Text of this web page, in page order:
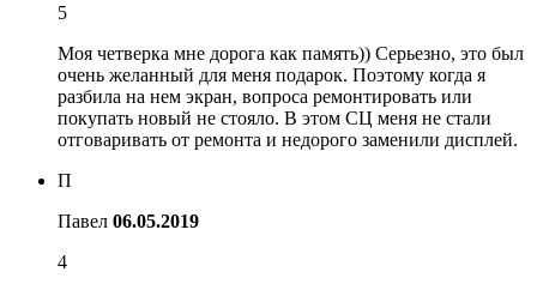
5
Моя четверка мне дорога как память)) Серьезно, это был
очень желанный для меня подарок. Поэтому когда я
разбила на нем экран, вопроса ремонтировать или
покупать новый не стояло. В этом СЦ меня не стали
отговаривать от ремонта и недорого заменили дисплей.
П
Павел 06.05.2019
4